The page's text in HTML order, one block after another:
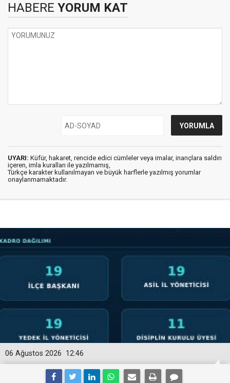
HABERE YORUM KAT
UYARI: Küfür, hakaret, rencide edici cümleler veya imalar, inançlara saldırı
içeren, imla kuralları ile yazılmamış,
Türkçe karakter kullanılmayan ve büyük harflerle yazılmış yorumlar
onaylanmamaktadır.
12:46
06 Ağustos 2026